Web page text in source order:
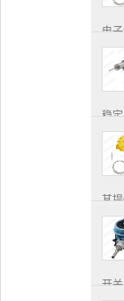
电
有
可
稳
个
开
其
温
计
开